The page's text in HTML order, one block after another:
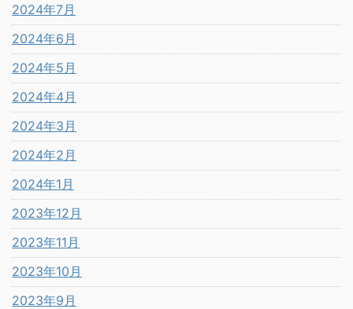
2024年7月
2024年6月
2024年5月
2024年4月
2024年3月
2024年2月
2024年1月
2023年12月
2023年11月
2023年10月
2023年9月